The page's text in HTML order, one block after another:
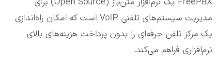
مدیریت سیستم‌های تلفنی VoIP است که امکان راه‌اندازی
یک مرکز تلفن حرفه‌ای را بدون پرداخت هزینه‌های بالای
نرم‌افزاری فراهم می‌کند.